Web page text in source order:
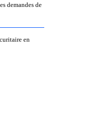
demandes de
en